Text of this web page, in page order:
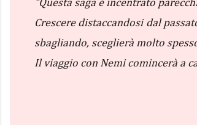
"Questa saga è incentrato
Crescere distaccandosi dal
sbagliando, sceglierà molto
Il viaggio con Nemi comincerà a